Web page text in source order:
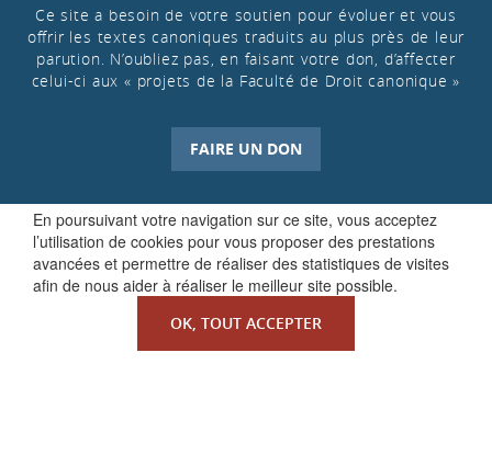
En poursuivant votre navigation sur ce site, vous acceptez
l’utilisation de cookies pour vous proposer des prestations
avancées et permettre de réaliser des statistiques de visites
afin de nous aider à réaliser le meilleur site possible.
OK, TOUT ACCEPTER
Ce site a besoin de votre soutien pour évoluer et vous
offrir les textes canoniques traduits au plus près de leur
parution. N’oubliez pas, en faisant votre don, d’affecter
celui-ci aux « projets de la Faculté de Droit canonique »
FAIRE UN DON